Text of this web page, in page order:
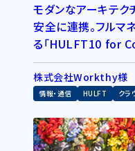
モダンなアーキテ
安全に連携。フルマ
る「HULFT10 for
株式会社Workthy様
情報・通信 HULFT クラ